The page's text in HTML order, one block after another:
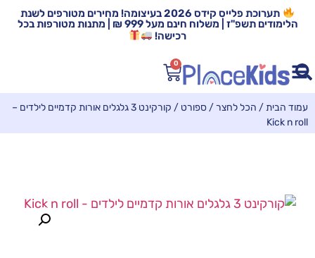
תערוכת פלייס קידס 2026 בעיצומה! מחירים מטורפים לשנת
הלימודים תשפ"ז | משלוח חינם מעל 999 ₪ | מתנות מטורפות בכל
רכישה!
0
עמוד הבית/ הכל לחצר / ספורט
/ קורקינט 3 גלגלים אורות קדמיים לילדים –
Kick n roll